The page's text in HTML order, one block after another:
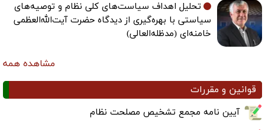
تحلیل اهداف سیاست‌های کلی نظام و توصیه‌های
سیاستی با بهره‌گیری از دیدگاه حضرت آیت‌الله‌العظمی
خامنه‌ای (مدظله‌العالی)
مشاهده همه
قوانین و مقررات
آیین نامه مجمع تشخیص مصلحت نظام